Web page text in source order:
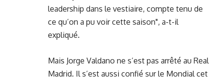
leadership dans le vestiaire, compte tenu de
ce qu’on a pu voir cette saison", a-t-il
expliqué.
Mais Jorge Valdano ne s’est pas arrêté au Real
Madrid. Il s’est aussi confié sur le Mondial cet